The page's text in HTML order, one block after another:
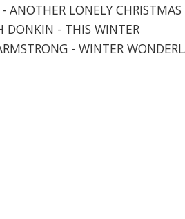
ANOTHER LONELY CHRISTMAS
DONKIN - THIS WINTER
- WINTER